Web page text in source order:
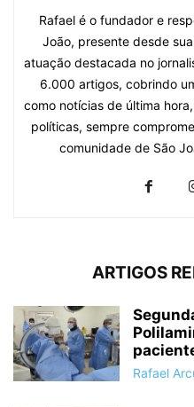
Rafael é o fundador e
João, presente desde
atuação destacada no
6.000 artigos, cobrindo
como notícias de última
políticas, sempre
comunidade de São
ARTIGOS
Rafael